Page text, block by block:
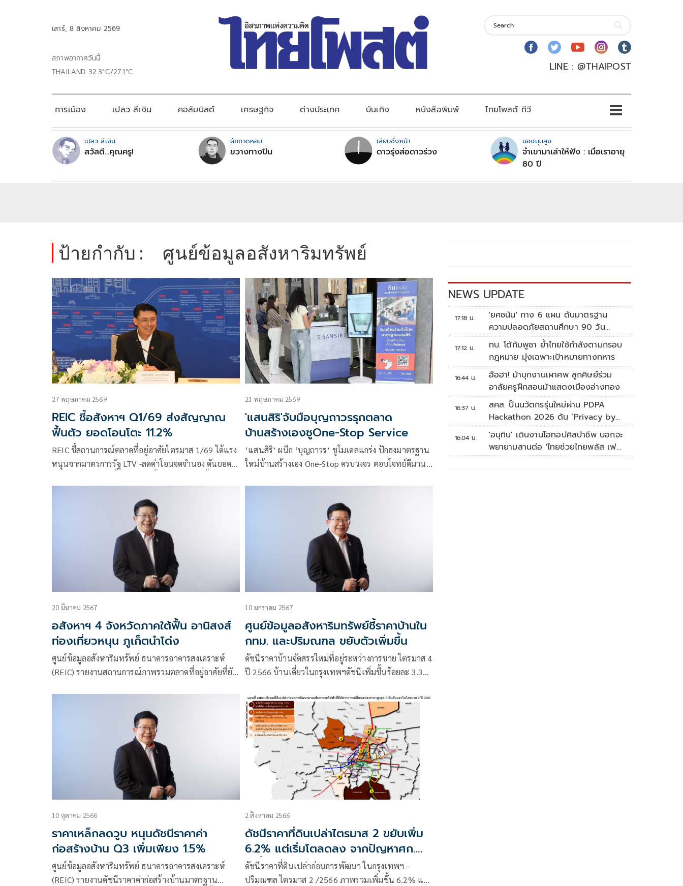
เสาร์, 8 สิงหาคม 2569
สภาพอากาศวันนี้
THAILAND 32.3°C/27.1°C
LINE : @THAIPOST
การเมือง เปลว สีเงิน คอลัมนิสต์ เศรษฐกิจ ต่างประเทศ บันเทิง หนังสือพิมพ์ ไทยโพสต์ ทีวี
เปลว สีเงิน
สวัสดี...คุณครู!
ผักกาดหอม
ขวางทางปืน
เสียบซึ่งหน้า
ดาวรุ่งส่อดาวร่วง
มองมุมสูง
จำเขามาเล่าให้ฟัง : เมื่อเราอายุ
80 ปี
ป้ายกำกับ : ศูนย์ข้อมูลอสังหาริมทรัพย์
27 พฤษภาคม 2569
REIC ชี้อสังหาฯ Q1/69 ส่งสัญญาณ
ฟื้นตัว ยอดโอนโตะ 11.2%
REIC ชี้สถานการณ์ตลาดที่อยู่อาศัยไตรมาส 1/69 ได้แรง
หนุนจากมาตรการรัฐ LTV -ลดค่าโอนจดจำนอง ดันยอด
มาตรการรัฐช่วยหนุน ด้านแบงก์แห่แข่งตลาดรีไฟแนนซ์
21 พฤษภาคม 2569
'แสนสิริ'จับมือบุญถาวรรุกตลาด
บ้านสร้างเองชูOne-Stop Service
‘แสนสิริ’ ผนึก ‘บุญถาวร’ ชูโมเดลแกร่ง ปักธงมาตรฐาน
ใหม่บ้านสร้างเอง One-Stop ครบวงจร ตอบโจทย์ดีมานด์
20 มีนาคม 2567
อสังหาฯ 4 จังหวัดภาคใต้ฟื้น อานิสงส์
ท่องเที่ยวหนุน ภูเก็ตนำโด่ง
ศูนย์ข้อมูลอสังหาริมทรัพย์ ธนาคารอาคารสงเคราะห์
(REIC) รายงานสถานการณ์ภาพรวมตลาดที่อยู่อาศัยที่ยัง
10 มกราคม 2567
ศูนย์ข้อมูลอสังหาริมทรัพย์ชี้ราคาบ้านใน
กทม. และปริมณฑล ขยับตัวเพิ่มขึ้น
ดัชนีราคาบ้านจัดสรรใหม่ที่อยู่ระหว่างการขาย ไตรมาส 4
ปี 2566 บ้านเดี่ยวในกรุงเทพฯดัชนีเพิ่มขึ้นร้อยละ 3.3
10 ตุลาคม 2566
ราคาเหล็กลดวูบ หนุนดัชนีราคาค่า
ก่อสร้างบ้าน Q3 เพิ่มเพียง 1.5%
ศูนย์ข้อมูลอสังหาริมทรัพย์ ธนาคารอาคารสงเคราะห์
(REIC) รายงานดัชนีราคาค่าก่อสร้างบ้านมาตรฐาน
2 สิงหาคม 2566
ดัชนีราคาที่ดินเปล่าไตรมาส 2 ขยับเพิ่ม
6.2% แต่เริ่มโตลดลง จากปัญหาศก.
-หนี้ครัวเรือน
ดัชนีราคาที่ดินเปล่าก่อนการพัฒนา ในกรุงเทพฯ –
ปริมณฑล ไตรมาส 2 /2566 ภาพรวมเพิ่มขึ้น 6.2% แต่
NEWS UPDATE
17:18 น.
'ยศชนัน' กาง 6 แผน ดันมาตรฐาน
ความปลอดภัยสถานศึกษา 90 วัน
ป้องกันก่อเหตุรุนแรง
17:12 น.
ทบ. โต้กัมพูชา ย้ำไทยใช้กำลังตามกรอบ
กฎหมาย มุ่งเฉพาะเป้าหมายทางทหาร
16:44 น.
ฮือฮา! ม้าบุกงานเผาศพ ลูกศิษย์ร่วม
อาลัยครูฝึกสอนม้าแสดงเมืองอ่างทอง
16:37 น.
สคส. ปั้นนวัตกรรุ่นใหม่ผ่าน PDPA
Hackathon 2026 ดัน ‘Privacy by
Design for all’ สู่โซลูชันคุ้มครอง
ข้อมูลส่วนบุคคลที่ใช้ได้จริง
16:04 น.
'อนุทิน' เดินงานโอทอปศิลปาชีพ บอกจะ
พยายามสานต่อ 'ไทยช่วยไทยพลัส เฟส
2'